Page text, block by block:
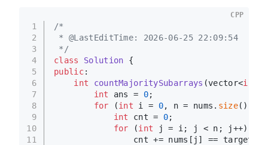
1
2
3
4
5
6
7
8
9
10
11
/*
* @LastEditTime: 2026-06-25 22:09:54
*/
class
Solution {
public:
int
countMajoritySubarrays (vector<int
int ans = 0;
for (int i = 0, n = nums. size(); i
int
cnt = 0;
for (int j = i; j < n; j++) {
                cnt += nums[j] == target;
CPP